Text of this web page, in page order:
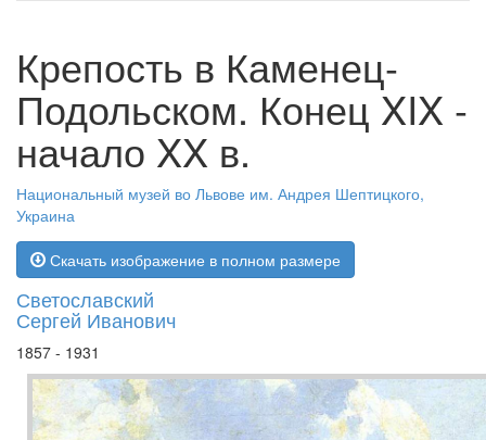
Крепость в Каменец-
Подольском. Конец XIX -
начало XX в.
Национальный музей во Львове им. Андрея Шептицкого,
Украина
Скачать изображение в полном размере
Светославский
Сергей Иванович
1857 - 1931